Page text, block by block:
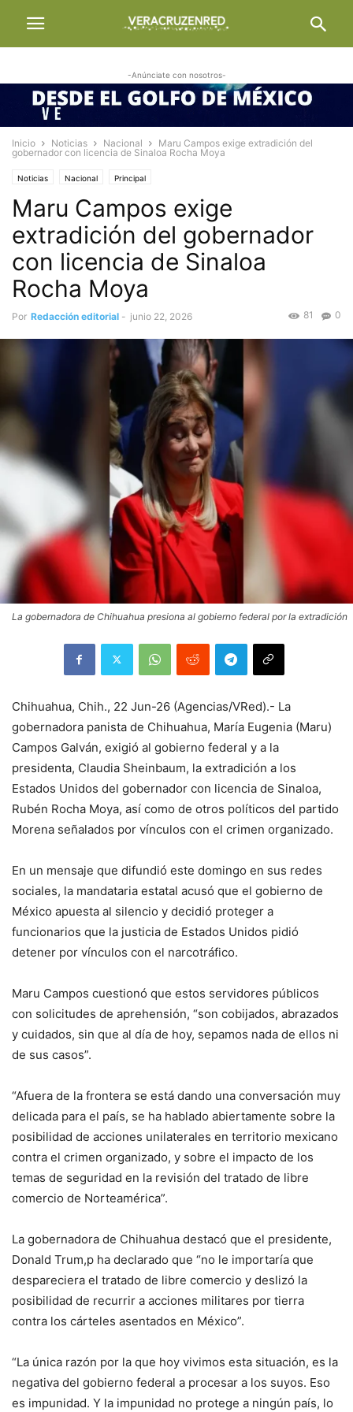
-Anúnciate con nosotros-
Inicio Noticias Nacional
Maru Campos exige extradición del
gobernador con licencia de Sinaloa Rocha Moya
Noticias Nacional Principal
Maru Campos exige
extradición del gobernador
con licencia de Sinaloa
Rocha Moya
Por Redacción editorial - junio 22, 2026 0
81
La gobernadora de Chihuahua presiona al gobierno federal por la extradición
Chihuahua, Chih., 22 Jun-26 (Agencias/VRed).- La
gobernadora panista de Chihuahua, María Eugenia (Maru)
Campos Galván, exigió al gobierno federal y a la
presidenta, Claudia Sheinbaum, la extradición a los
Estados Unidos del gobernador con licencia de Sinaloa,
Rubén Rocha Moya, así como de otros políticos del partido
Morena señalados por vínculos con el crimen organizado.
En un mensaje que difundió este domingo en sus redes
sociales, la mandataria estatal acusó que el gobierno de
México apuesta al silencio y decidió proteger a
funcionarios que la justicia de Estados Unidos pidió
detener por vínculos con el narcotráfico.
Maru Campos cuestionó que estos servidores públicos
con solicitudes de aprehensión, “son cobijados, abrazados
y cuidados, sin que al día de hoy, sepamos nada de ellos ni
de sus casos”.
“Afuera de la frontera se está dando una conversación muy
delicada para el país, se ha hablado abiertamente sobre la
posibilidad de acciones unilaterales en territorio mexicano
contra el crimen organizado, y sobre el impacto de los
temas de seguridad en la revisión del tratado de libre
comercio de Norteamérica”.
La gobernadora de Chihuahua destacó que el presidente,
Donald Trum,p ha declarado que “no le importaría que
despareciera el tratado de libre comercio y deslizó la
posibilidad de recurrir a acciones militares por tierra
contra los cárteles asentados en México”.
“La única razón por la que hoy vivimos esta situación, es la
negativa del gobierno federal a procesar a los suyos. Eso
es impunidad. Y la impunidad no protege a ningún país, lo